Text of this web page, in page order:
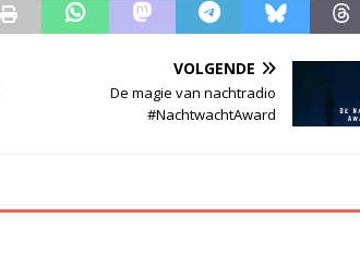
VOLGENDE
De magie van nachtradio
#NachtwachtAward